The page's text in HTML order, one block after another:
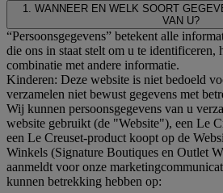
1. WANNEER EN WELK SOORT
VAN U?
“Persoonsgegevens” betekent alle
die ons in staat stelt om u te identificeren,
combinatie met andere informatie.
Kinderen: Deze website is niet bedoeld
verzamelen niet bewust gegevens met
Wij kunnen persoonsgegevens van u
website gebruikt (de "Website"), een Le
een Le Creuset-product koopt op de
Winkels (Signature Boutiques en Outlet
aanmeldt voor onze
kunnen betrekking hebben op: